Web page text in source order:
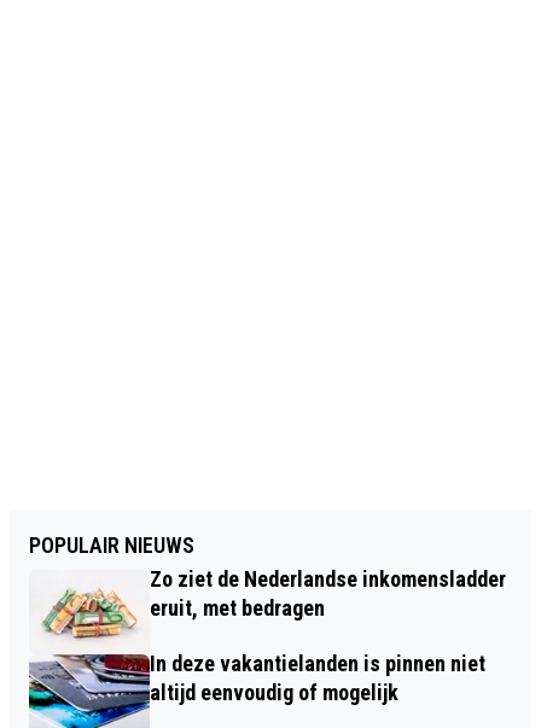
POPULAIR NIEUWS
Zo ziet de Nederlandse inkomensladder
eruit, met bedragen
In deze vakantielanden is pinnen niet
altijd eenvoudig of mogelijk